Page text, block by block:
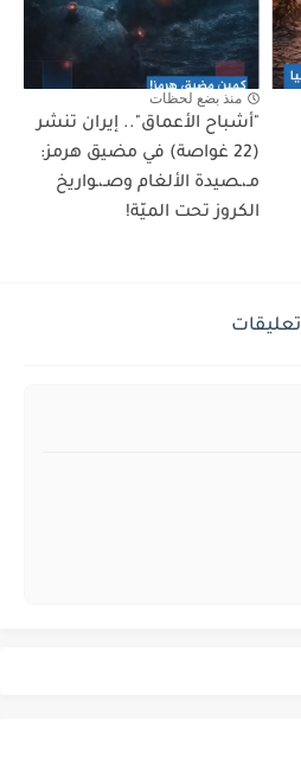
منذ بضع لحظات
"أشباح الأعماق".. إيران تنشر
(22 غواصة) في مضيق هرمز:
مـ،ـصيدة الألغام وصـ،ـواريخ
الكروز تحت الميّة!
تعليقات